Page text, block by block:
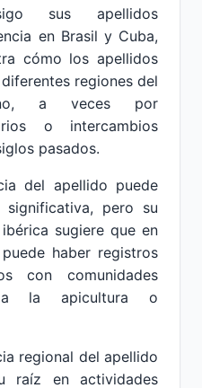
sus apellidos
en Brasil y Cuba,
cómo los apellidos
regiones del
a veces por
o intercambios
pasados.
del apellido puede
pero su
sugiere que en
haber registros
con comunidades
a la apicultura o
regional del apellido
raíz en actividades